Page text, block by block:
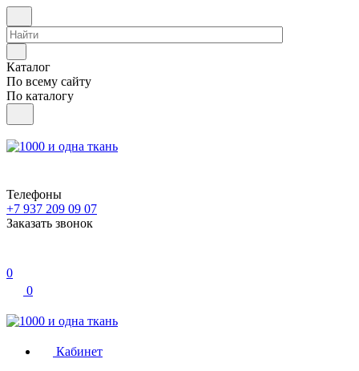
Каталог
По всему сайту
По каталогу
Телефоны
+7 937 209 09 07
Заказать звонок
0
0
Кабинет